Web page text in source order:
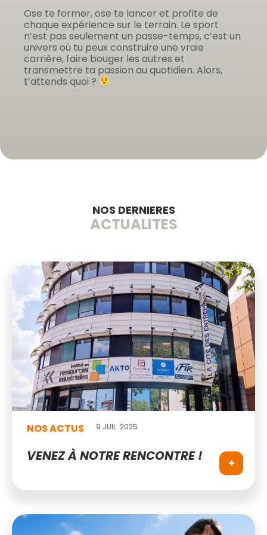
Ose te former, ose te lancer et profite de
chaque expérience sur le terrain. Le sport
n’est pas seulement un passe-temps, c’est un
univers où tu peux construire une vraie
carrière, faire bouger les autres et
transmettre ta passion au quotidien. Alors,
t’attends quoi ?
NOS DERNIERES
ACTUALITES
NOS ACTUS 9 JUIL. 2025
VENEZ À NOTRE RENCONTRE ! +